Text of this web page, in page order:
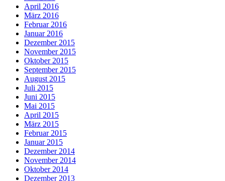
April 2016
März 2016
Februar 2016
Januar 2016
Dezember 2015
November 2015
Oktober 2015
September 2015
August 2015
Juli 2015
Juni 2015
Mai 2015
April 2015
März 2015
Februar 2015
Januar 2015
Dezember 2014
November 2014
Oktober 2014
Dezember 2013